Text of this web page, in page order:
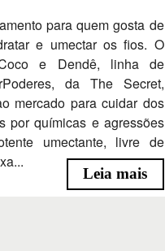
para quem gosta de
e umectar os fios. O
e Dendê, linha de
da The Secret,
mercado para cuidar dos
por químicas e agressões
umectante, livre de
Leia mais